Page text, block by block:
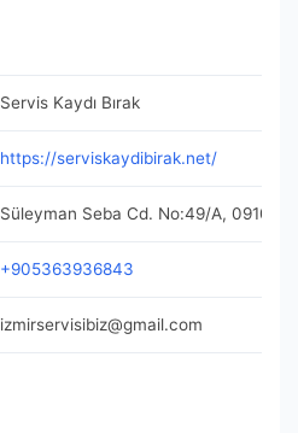
Servis Kaydı Bırak
https://serviskaydibirak.net/
Süleyman Seba Cd. No:49/A, 09100
+905363936843
izmirservisibiz@gmail.com